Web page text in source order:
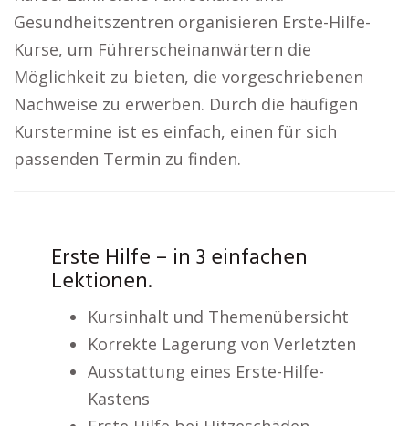
Gesundheitszentren organisieren Erste-Hilfe-
Kurse, um Führerscheinanwärtern die
Möglichkeit zu bieten, die vorgeschriebenen
Nachweise zu erwerben. Durch die häufigen
Kurstermine ist es einfach, einen für sich
passenden Termin zu finden.
Erste Hilfe – in 3 einfachen
Lektionen.
Kursinhalt und Themenübersicht
Korrekte Lagerung von Verletzten
Ausstattung eines Erste-Hilfe-
Kastens